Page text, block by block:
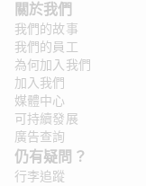
關於我們
我們的故事
我們的員工
為何加入我們
加入我們
媒體中心
可持續發展
廣告查詢
仍有疑問？
行李追蹤